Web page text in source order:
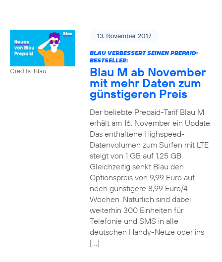
Credits: Blau
13. November 2017
BLAU VERBESSERT SEINEN PREPAID-
BESTSELLER:
Blau M ab November
mit mehr Daten zum
günstigeren Preis
Der beliebte Prepaid-Tarif Blau M
erhält am 16. November ein Update.
Das enthaltene Highspeed-
Datenvolumen zum Surfen mit LTE
steigt von 1 GB auf 1,25 GB.
Gleichzeitig senkt Blau den
Optionspreis von 9,99 Euro auf
noch günstigere 8,99 Euro/4
Wochen. Natürlich sind dabei
weiterhin 300 Einheiten für
Telefonie und SMS in alle
deutschen Handy-Netze oder ins
[…]